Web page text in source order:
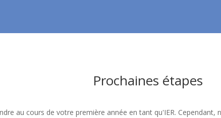
Prochaines étapes
au cours de votre première année en tant qu'IER.